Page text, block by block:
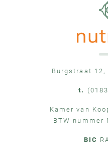
Burgstraat 12,
t.
Kamer van
BTW nummer
BIC